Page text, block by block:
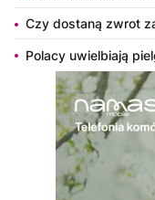
Czy dostaną zwrot
Polacy uwielbiają